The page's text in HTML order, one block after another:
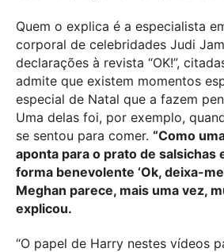
Quem o explica é a especialista
corporal de celebridades Judi
declarações à revista “OK!”,
admite que existem momentos
especial de Natal que a fazem
Uma delas foi, por exemplo,
se sentou para comer. “Como
aponta para o prato de salsichas
forma benevolente ‘Ok, deixa-
Meghan parece, mais uma vez,
explicou.
“O papel de Harry nestes vídeos